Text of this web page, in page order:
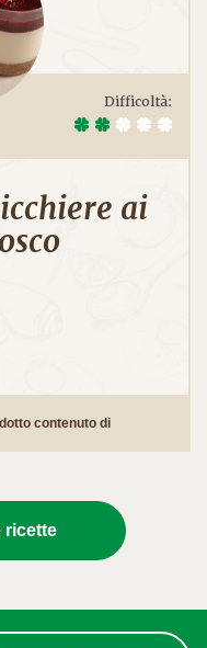
Difficoltà:
ai
contenuto di
ricette